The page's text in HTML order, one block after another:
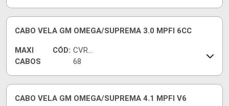
CABO VELA GM OMEGA/SUPREMA 3.0 MPFI 6CC
MAXI
CABOS
CÓD: CVRG
68
CABO VELA GM OMEGA/SUPREMA 4.1 MPFI V6